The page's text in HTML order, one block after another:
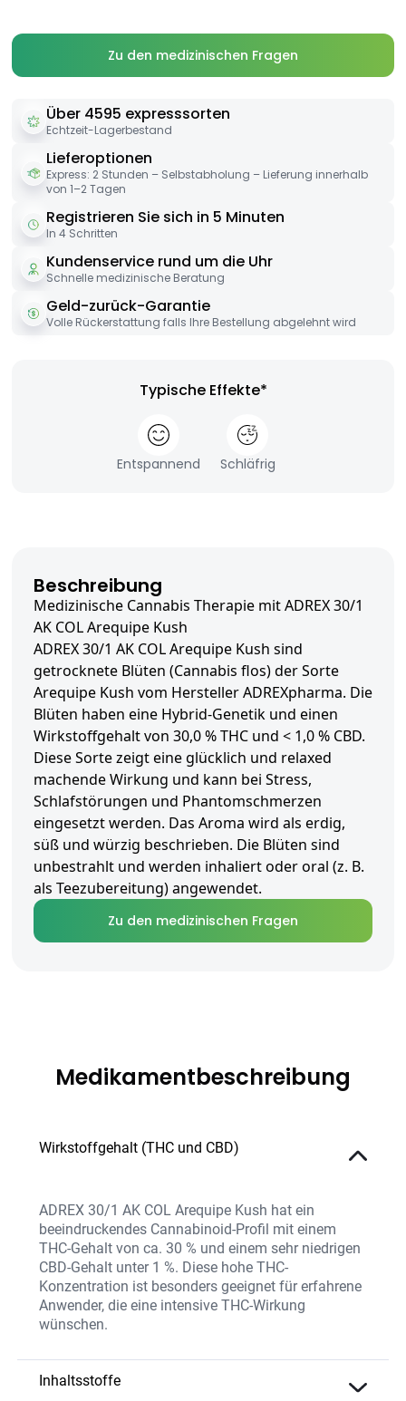
Zu den medizinischen Fragen
Über 4595 expresssorten
Echtzeit-Lagerbestand
Lieferoptionen
Express: 2 Stunden – Selbstabholung – Lieferung innerhalb
von 1–2 Tagen
Registrieren Sie sich in 5 Minuten
In 4 Schritten
Kundenservice rund um die Uhr
Schnelle medizinische Beratung
Geld-zurück-Garantie
Volle Rückerstattung falls Ihre Bestellung abgelehnt wird
Typische Effekte*
Entspannend Schläfrig
Beschreibung
Medizinische Cannabis Therapie mit ADREX 30/1
AK COL Arequipe Kush
ADREX 30/1 AK COL Arequipe Kush sind
getrocknete Blüten (Cannabis flos) der Sorte
Arequipe Kush vom Hersteller ADREXpharma. Die
Blüten haben eine Hybrid-Genetik und einen
Wirkstoffgehalt von 30,0 % THC und < 1,0 % CBD.
Diese Sorte zeigt eine glücklich und relaxed
machende Wirkung und kann bei Stress,
Schlafstörungen und Phantomschmerzen
eingesetzt werden. Das Aroma wird als erdig,
süß und würzig beschrieben. Die Blüten sind
unbestrahlt und werden inhaliert oder oral (z. B.
als Teezubereitung) angewendet.
Zu den medizinischen Fragen
Medikamentbeschreibung
Wirkstoffgehalt (THC und CBD)
ADREX 30/1 AK COL Arequipe Kush hat ein
beeindruckendes Cannabinoid-Profil mit einem
THC-Gehalt von ca. 30 % und einem sehr niedrigen
CBD-Gehalt unter 1 %. Diese hohe THC-
Konzentration ist besonders geeignet für erfahrene
Anwender, die eine intensive THC-Wirkung
wünschen.
Inhaltsstoffe